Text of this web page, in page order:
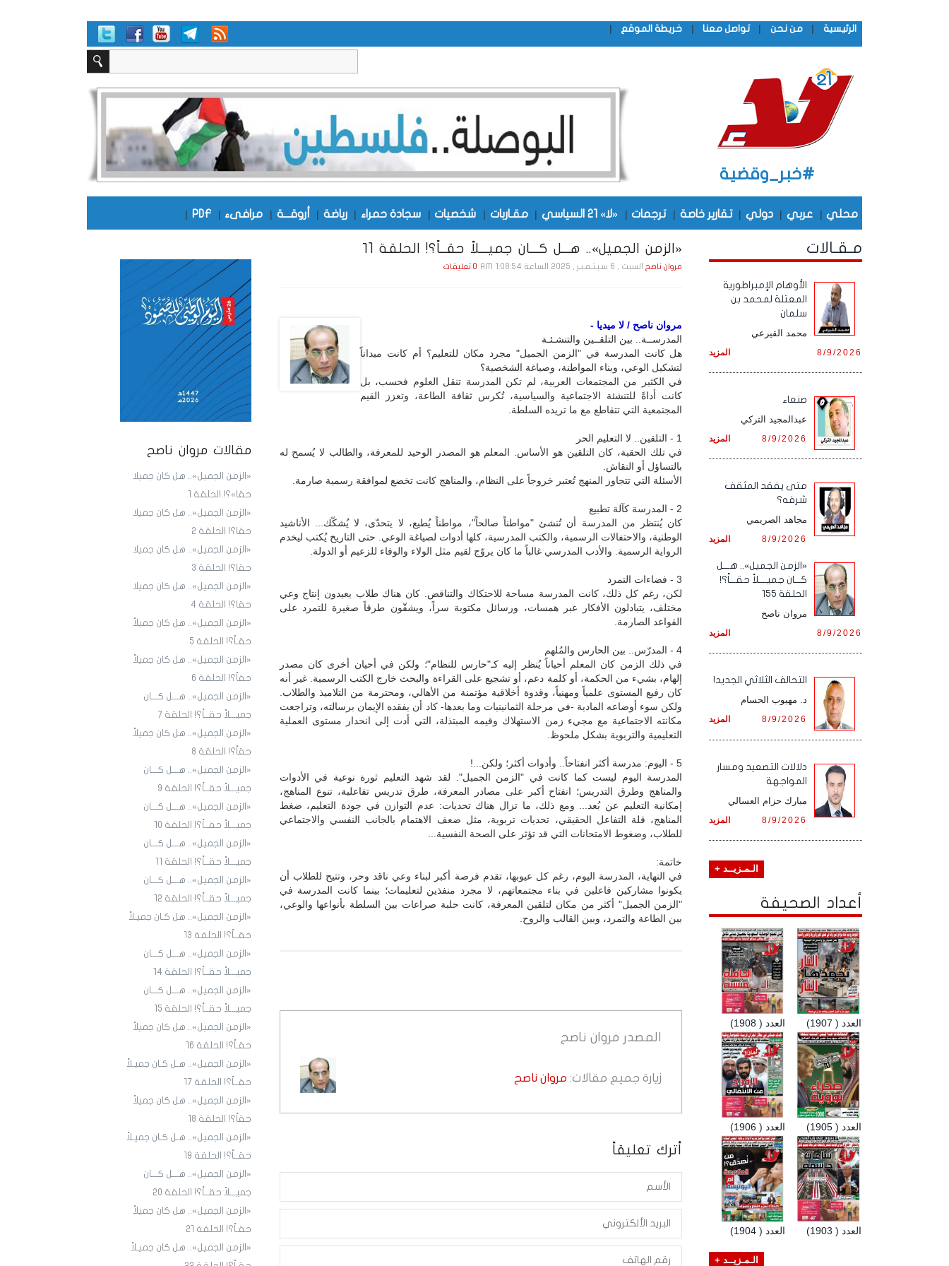
الرئيسية | من نحن | تواصل معنا | خريطة الموقع |
#خبر_وقضية
محلي | عربي | دولي | تقارير خاصة | ترجمات | «لا» 21 السياسي | مقـاربات | شخصيات | سجادة حمراء | رياضة | أروقـــة | مرافىء |
PDF
|
مقالات مروان ناصح
«الزمن الجميل».. هل كان جميلا
حقا»؟! الحلقة 1
«الزمن الجميل».. هل كان جميلا
حقا؟! الحلقة 2
«الزمن الجميل».. هل كان جميلا
حقا؟! الحلقة 3
«الزمن الجميل».. هل كان جميلا
حقا؟! الحلقة 4
«الزمن الجميل».. هل كان جميلاً
حقـاً؟! الحلقة 5
«الزمن الجميل».. هل كان جميلاً
حقاً؟! الحلقة 6
«الزمن الجميل».. هـــل كـــان
جميـــلاً حقــاً؟! الحلقة 7
«الزمن الجميل».. هل كان جميلاً
حقاً؟! الحلقة 8
«الزمن الجميل».. هـــل كـــان
جميـــلاً حقــاً؟! الحلقة 9
«الزمن الجميل».. هـــل كـــان
جميـــلاً حقــاً؟! الحلقة ١٠
«الزمن الجميل».. هـــل كـــان
جميـــلاً حقــاً؟! الحلقة ١1
«الزمن الجميل».. هـــل كـــان
جميـــلاً حقــاً؟! الحلقة ١2
«الزمن الجميل».. هل كـان جميـلاً
حقــاً؟! الحلقة ١3
«الزمن الجميل».. هـــل كـــان
جميـــلاً حقــاً؟! الحلقة ١4
«الزمن الجميل».. هـــل كـــان
جميـــلاً حقــاً؟! الحلقة 15
«الزمن الجميل».. هل كان جميلاً
حقـاً؟! الحلقة 16
«الزمن الجميل».. هـل كـان جميـلاً
حقــاً؟! الحلقة 17
«الزمن الجميل».. هل كان جميلاً
حقاً؟! الحلقة 18
«الزمن الجميل».. هـل كـان جميـلاً
حقــاً؟! الحلقة 19
«الزمن الجميل».. هـــل كـــان
جميـــلاً حقــاً؟! الحلقة 20
«الزمن الجميل».. هل كان جميلاً
حقـاً؟! الحلقة 21
«الزمن الجميل».. هل كان جميـلاً
«الزمن الجميل».. هـــل كـــان جميـــلاً حقــاً؟! الحلقة ١1
مروان ناصحالسبت , 6 سـبـتـمـبـر , 2025 الساعة 1:08:54 AM 0 تعليقات
مروان ناصح / لا ميديا -
المدرســة.. بين التلقــين والتنشـئـة
هل كانت المدرسة في "الزمن الجميل" مجرد مكان للتعليم؟ أم كانت ميداناً
لتشكيل الوعي، وبناء المواطنة، وصياغة الشخصية؟
في الكثير من المجتمعات العربية، لم تكن المدرسة تنقل العلوم فحسب، بل
كانت أداةً للتنشئة الاجتماعية والسياسية، تُكرس ثقافة الطاعة، وتعزز القيم
المجتمعية التي تتقاطع مع ما تريده السلطة.
1 - التلقين.. لا التعليم الحر
في تلك الحقبة، كان التلقين هو الأساس. المعلم هو المصدر الوحيد للمعرفة، والطالب لا يُسمح له
بالتساؤل أو النقاش.
الأسئلة التي تتجاوز المنهج تُعتبر خروجاً على النظام، والمناهج كانت تخضع لموافقة رسمية صارمة.
2 - المدرسة كآلة تطبيع
كان يُنتظر من المدرسة أن تُنشئ "مواطناً صالحاً"، مواطناً يُطيع، لا يتحدّى، لا يُشكّك... الأناشيد
الوطنية، والاحتفالات الرسمية، والكتب المدرسية، كلها أدوات لصياغة الوعي. حتى التاريخ يُكتب ليخدم
الرواية الرسمية. والأدب المدرسي غالباً ما كان يروّج لقيم مثل الولاء والوفاء للزعيم أو الدولة.
3 - فضاءات التمرد
لكن، رغم كل ذلك، كانت المدرسة مساحة للاحتكاك والتناقض. كان هناك طلاب يعيدون إنتاج وعي
مختلف، يتبادلون الأفكار عبر همسات، ورسائل مكتوبة سراً، ويشقّون طرقاً صغيرة للتمرد على
القواعد الصارمة.
4 - المدرّس.. بين الحارس والمُلهم
في ذلك الزمن كان المعلم أحياناً يُنظر إليه كـ"حارس للنظام"؛ ولكن في أحيان أخرى كان مصدر
إلهام، بشيء من الحكمة، أو كلمة دعم، أو تشجيع على القراءة والبحث خارج الكتب الرسمية. غير أنه
كان رفيع المستوى علمياً ومهنياً، وقدوة أخلاقية مؤتمنة من الأهالي، ومحترمة من التلاميذ والطلاب.
ولكن سوء أوضاعه المادية -في مرحلة الثمانينيات وما بعدها- كاد أن يفقده الإيمان برسالته، وتراجعت
مكانته الاجتماعية مع مجيء زمن الاستهلاك وقيمه المبتذلة، التي أدت إلى انحدار مستوى العملية
التعليمية والتربوية بشكل ملحوظ.
5 - اليوم: مدرسة أكثر انفتاحاً.. وأدوات أكثر؛ ولكن...!
المدرسة اليوم ليست كما كانت في "الزمن الجميل". لقد شهد التعليم ثورة نوعية في الأدوات
والمناهج وطرق التدريس؛ انفتاح أكبر على مصادر المعرفة، طرق تدريس تفاعلية، تنوع المناهج،
إمكانية التعليم عن بُعد... ومع ذلك، ما تزال هناك تحديات: عدم التوازن في جودة التعليم، ضغط
المناهج، قلة التفاعل الحقيقي، تحديات تربوية، مثل ضعف الاهتمام بالجانب النفسي والاجتماعي
للطلاب، وضغوط الامتحانات التي قد تؤثر على الصحة النفسية...
خاتمة:
في النهاية، المدرسة اليوم، رغم كل عيوبها، تقدم فرصة أكبر لبناء وعي ناقد وحر، وتتيح للطلاب أن
يكونوا مشاركين فاعلين في بناء مجتمعاتهم، لا مجرد منفذين لتعليمات؛ بينما كانت المدرسة في
"الزمن الجميل" أكثر من مكان لتلقين المعرفة، كانت حلبة صراعات بين السلطة بأنواعها والوعي،
بين الطاعة والتمرد، وبين القالب والروح.
المصدر مروان ناصح
زيارة جميع مقالات: مروان ناصح
أترك تعليقاً
مـقـالات
الأوهام الإمبراطورية
المعتلة لمحمد بن
سلمان
محمد القيرعي
المزيد 8/9/2026
صنعاء
عبدالمجيد التركي
المزيد 8/9/2026
متى يفقد المثقف
شرفه؟
مجاهد الصريمي
المزيد 8/9/2026
«الزمن الجميل».. هـــل
كـــان جميــــلاً حقـــاً؟!
الحلقة 155
مروان ناصح
المزيد 8/9/2026
التحالف الثلاثي الجديد!
د. مهيوب الحسام
المزيد 8/9/2026
دلالات التصعيد ومسار
المواجهة
مبارك حزام العسالي
المزيد 8/9/2026
الـمـزيــد +
أعداد الصحيفة
العدد ( 1908) العدد ( 1907)
العدد ( 1906) العدد ( 1905)
العدد ( 1904) العدد ( 1903)
الـمـزيــد +